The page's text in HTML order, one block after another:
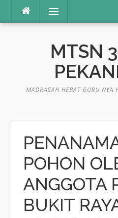
konten
Menu
MTSN
MADRASAH HEBAT GURU NYA
POHON
ANGGOTA
BUKIT